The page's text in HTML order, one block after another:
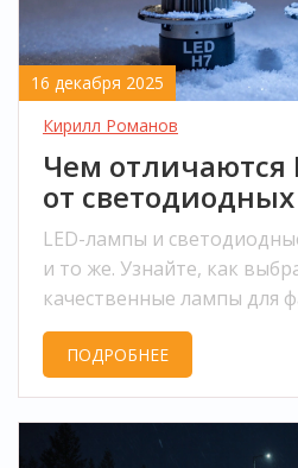
16 декабря 2025
Кирилл Романов
Чем отличаются
от
авто
LED-лампы и
и то же. Узнайте, как
качественные лампы для
подделок и не нарушить
галогенок.
ПОДРОБНЕЕ